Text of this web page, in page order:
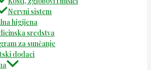
Nervni sistem
higijena
sredstva
za sunčanje
dodaci